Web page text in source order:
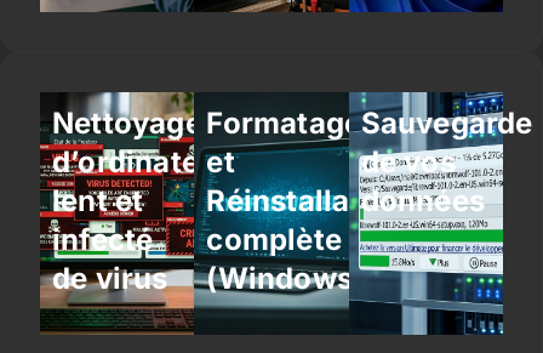
Nettoyage
d’ordinateur
lent et
infecté
de virus
Formatage
et
Réinstallation
complète
(Windows/Linux)
Sauvegarde
de vos
données